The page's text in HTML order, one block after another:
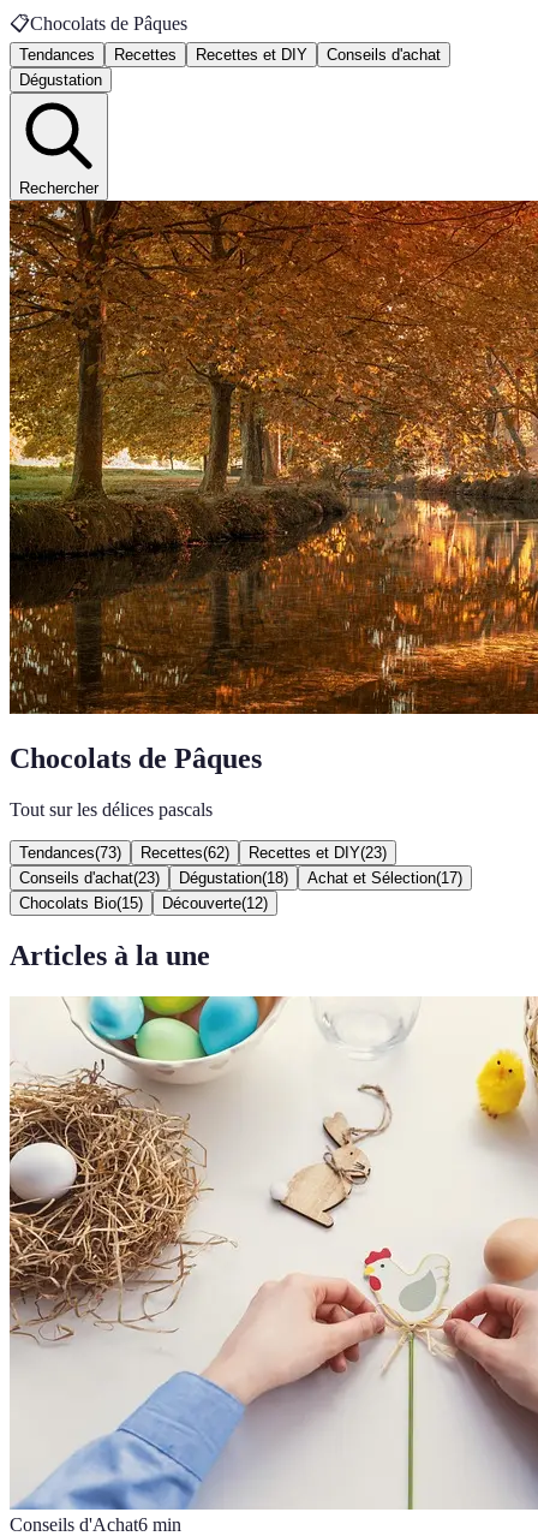
📋Chocolats de Pâques
Tendances Recettes Recettes et DIY
Conseils d'achat
Dégustation
Rechercher
Chocolats de Pâques
Tout sur les délices pascals
Tendances(73) Recettes(62) Recettes et DIY(23)
Conseils d'achat(23) Dégustation(18) Achat et Sélection(17)
Chocolats Bio(15) Découverte(12)
Articles à la une
Conseils d'Achat6 min